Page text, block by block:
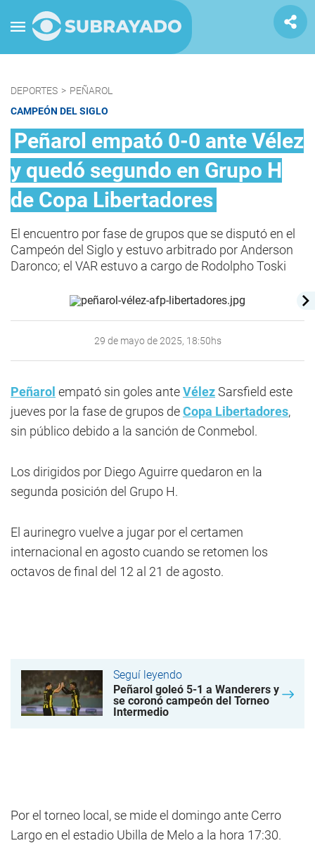
DEPORTES > PEÑAROL
CAMPEÓN DEL SIGLO
Peñarol empató 0-0 ante Vélez
y quedó segundo en Grupo H
de Copa Libertadores
El encuentro por fase de grupos que se disputó en el
Campeón del Siglo y estuvo arbitrado por Anderson
Daronco; el VAR estuvo a cargo de Rodolpho Toski
29 de mayo de 2025, 18:50hs
Peñarol empató sin goles anteVélezSarsfield este
jueves por la fase de grupos deCopa Libertadores,
sin público debido a la sanción de Conmebol.
Los dirigidos por Diego Aguirre quedaron en la
segunda posición del Grupo H.
El aurinegro vuelve a jugar por el certamen
internacional en agosto cuando se retomen los
octavos de final del 12 al 21 de agosto.
Seguí leyendo
Peñarol goleó 5-1 a Wanderers y
se coronó campeón del Torneo
Intermedio
Por el torneo local, se mide el domingo ante Cerro
Largo en el estadio Ubilla de Melo a la hora 17:30.